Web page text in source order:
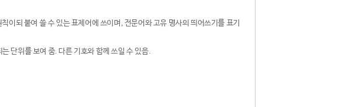
되 붙여 쓸 수 있는 표제어에 쓰이며, 전문어와 고유 명사의 띄어쓰기를 표기
단위를 보여 줌. 다른 기호와 함께 쓰일 수 있음.